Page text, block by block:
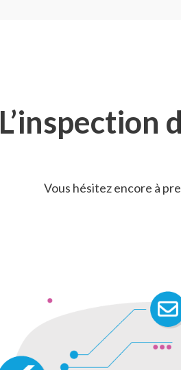
Vous hésitez encore à